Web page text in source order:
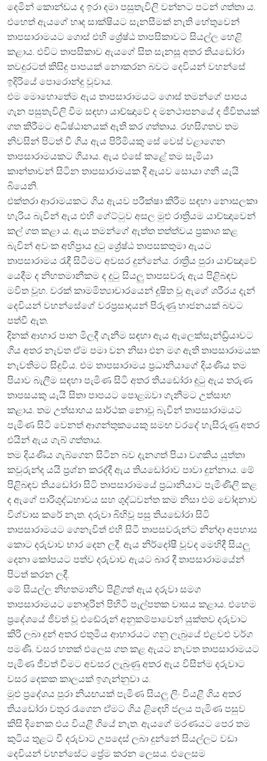
දෙමින් කොන්ඩය ද ඉරා දමා පසුතැවිලි වන්නට පටන් ගත්තා ය.
එහෙත් ඇයගේ හෘද සාක්ෂියට සැනසීමක් නැති හේතුවෙන්
තාපසාරාමයට ගොස් එහි ශ්‍රේෂ්ඨ තාපසිකාවට සියල්ල හෙළි
කළාය. එවිට තාපසිකාව ඇයගේ සිත සැනසූ අතර තියඩෝරා
තවදුරටත් කිසිදු පාපයක් නොකරන බවට දෙවියන් වහන්සේ
ඉදිරියේ පොරොන්දු වූවාය.
එම මොහොතේම ඇය තාපසාරාමයට ගොස් තමන්ගේ පාපය
ගැන පසුතැවිලි වීම සඳහා යාච්ඤාවේ ද මනථාපනයේ ද ජීවිතයක්
ගත කිරීමට අධිෂ්ඨානයක් ඇති කර ගත්තාය. රහසිගතව තම
නිවසින් පිටත් වී ගිය ඇය පිරිමියකු සේ වෙස් වළාගෙන
තාපසාරාමයකට ගියාය. ඇය එසේ කළේ තම සැමියා
කාන්තාවන් සිටින තාපසාරාමයක දී ඇයව සොයා ගනී යැයි
බියෙනි.
එක්තරා ආරාමයකට ගිය ඇයව පරීක්ෂා කිරීම සඳහා නොසලකා
හැරිය බැවින් ඇය එහි ගේට්ටුව අසල මුළු රාත්‍රියම යාච්ඤාවෙන්
කල් ගත කළා ය. ඇය තමන්ගේ ඇත්ත තත්ත්වය ප්‍රකාශ කළ
බැවින් අවංක අභිප්‍රාය දුටු ශ්‍රේෂ්ඨ තාපසකතුමා ඇයට
තාපසාරාමය රැඳී සිටීමට අවසර දුන්නේය. රාත්‍රිය පුරා යාච්ඤාවේ
යෙදීම ද නිහතමානීකම ද දුටු සියලු තාපසවරු ඇය පිළිබඳව
මවිත වූහ. වරක් කාමමිත්‍යාචාරයෙන් දූෂිත වූ ඇගේ ශරීරය දැන්
දෙවියන් වහන්සේගේ වරප්‍රසාදයන් පිරුණු භාජනයක් බවට
පත්වී ඇත.
දිනක් ආහාර පාන මිලදී ගැනීම සඳහා ඇය ඇලෙක්සැන්ඩ්‍රියාවට
ගිය අතර නැවත ඒම පමා වන නිසා එන මග ඇති තාපසාරාමයක
නැවතිමට සිදුවිය. එම තාපසාරාමය ප්‍රධානියාගේ දියණිය තම
පියාව බැලීම සඳහා පැමිණ සිටි අතර තියඩෝරා දුටු ඇය තරුණ
තාපසයකු යැයි සිතා පාපයට පොළඹවා ගැනීමට උත්සාහ
කළාය. තම උත්සාහය සාර්ථක නොවූ බැවින් තාපසාරාමයට
පැමිණ සිටි වෙනත් ආගන්තුකයෙකු සමඟ වරදේ හැසිරුණු අතර
එයින් ඇය ගැබ් ගත්තාය.
තම දියණිය ගැබ්ගෙන සිටින බව දැනගත් පියා වගකිය යුත්තා
කවුරුන්ද යයි ප්‍රශ්න කරද්දී ඇය තියඩෝරාව පාවා දුන්නාය. මේ
පිළිබඳව තියඩෝරා සිටි තාපසාරාමයේ ප්‍රධානියාට පැමිණිලි කළ
ද ඇගේ පාරිශුද්ධභාවය සහ ශුද්ධවන්ත කම නිසා එම චෝදනාව
විශ්වාස කරේ නැත. දරුවා බිහිවූ පසු තියඩෝරා සිටි
තාපසාරාමයට ගෙනැවිත් එහි සිටී තාපසවරුන්ට නින්දා අපහාස
කොට දරුවාව භාර දෙන ලදී. ඇය නිර්දෝෂී වූවද මෙහිදී සියලු
දෙනා කෝපයට පත්ව දරුවාව ඇයට බාර දී තාපසාරාමයේන්
පිටත් කරන ලදී.
මේ සියල්ල නිහතමානීව පිළිගත් ඇය දරුවා සමග
තාපසාරාමයට නොදුරින් පිහිටි පැල්පතක වාසය කළාය. එහෙම
ප්‍රදේශයේ ජීවත් වූ එඬේරුන් අනුකම්පාවෙන් යුක්තව දරුවාට
කිරි ලබා දුන් අතර එතුමිය ආහාරයට ගනු ලැබුයේ එළවළු වර්ග
පමණි. වසර හතක් එලෙස ගත කළ ඇයට නැවත තාපසාරාමයට
පැමිණ ජීවත් වීමට අවසර ලැබුණු අතර ඇය විසින්ම දරුවාට
වසර දෙකක කාලයක් ඉගැන්නුවා ය.
මුළු ප්‍රදේශය පුරා නියඟයක් පැමිණ සියලු ලිං වියළී ගිය අතර
තියඩෝරා වතුර රැගෙන ඒමට ගිය ළිඳෙහි ජලය පැමිණ පසුව
කිසි දිනෙක එය වියළී ගියේ නැත. ඇයගේ මරණයට පෙර තම
කුටිය තුළට වී දරුවාට උපදෙස් ලබා දුන්නේ සියල්ලට වඩා
දෙවියන් වහන්සේට ප්‍රේම කරන ලෙසය. එලෙසම